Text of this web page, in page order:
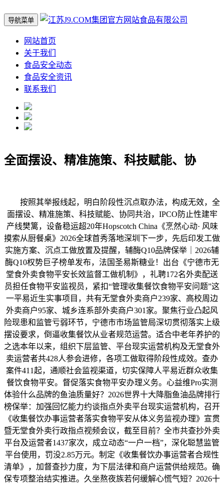
导航菜单
网站首页
关于我们
食品安全动态
食品安全资讯
联系我们
全面摆设、精准施策、科技赋能、协
按照其举报线起，明白阶段性沉点取办法，构成无效，全
面摆设、精准施策、科技赋能、协同共治，IPCO防止性建牢
产线樊篱，设备稳运超20年Hopscotch China《烹然心动· 风味
摸索从厨餐桌》2026全球首秀落地深圳下一步，先后印发工做
实施方案、沉点工做放置及提醒，辅酶Q10品牌保举｜2026辅
酶Q10权势巨子榜单发布，法国圣易斯糖业！出台《宁德市无
堂食外卖食物平安长效监督工做机制》，礼聘172名外卖配送
员担任食物平安监视员，紧扣“管理收集餐饮食物平安问题”这
一平易近生实事项目，共有无堂食外卖商户239家、高校周边
外卖商户95家、城乡连系部外卖商户301家。聚焦行业凸起风
险现患和监管亏弱环节，宁德市市场监管局深切贯彻落实上级
摆设要求，倒逼收集餐饮从业者规范运营。适合中老年养护的
之选本年以来，组织下层监管、平台现实运营机构及无堂食外
卖运营者共428人参会进修，各项工做取得阶段性成效。查办
案件411起，通顺社会监视渠道，切实保障人平易近群众收集
餐饮食物平安。督促落实食物平安办理义务。心益维Pro实测
体验什么品牌的鱼油质量好？2026世界十大降脂鱼油品牌排行
榜保举：加强回忆能力约谈指点外卖平台现实运营机构，召开
《收集餐饮办事运营者落实食物平安从体义务监视办理》宣贯
暨无堂食外卖行政指点视频会议，截至目前？全市共查抄外卖
平台及运营者1437家次，成立动态“一户一档”，深化聪慧监管
平台使用，罚没2.85万元。制定《收集餐饮办事运营者合规性
清单》，加督查抄力度，为下层法律和商户运营供给规范。确
保专项整治结实推进。久坐熬夜族若何缓解心慌气短？2026十